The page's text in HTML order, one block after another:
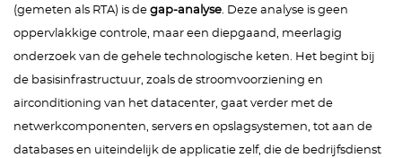
(gemeten als RTA) is de gap-analyse. Deze analyse is geen
oppervlakkige controle, maar een diepgaand, meerlagig
onderzoek van de gehele technologische keten. Het begint bij
de basisinfrastructuur, zoals de stroomvoorziening en
airconditioning van het datacenter, gaat verder met de
netwerkcomponenten, servers en opslagsystemen, tot aan de
databases en uiteindelijk de applicatie zelf, die de bedrijfsdienst